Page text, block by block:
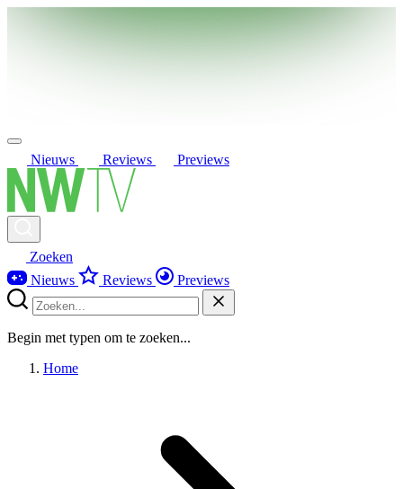
Nieuws Reviews Previews
Zoeken
Nieuws
Reviews Previews
Begin met typen om te zoeken...
Home